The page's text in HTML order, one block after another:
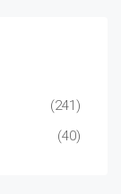
(241)
(40)